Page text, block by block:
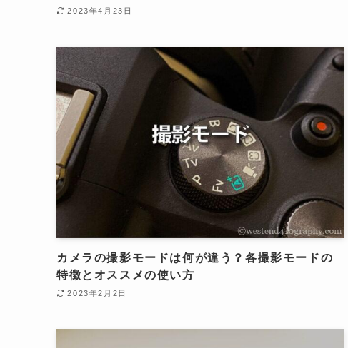
2023年4月23日
カメラの撮影モードは何が違う？各撮影モードの
特徴とオススメの使い方
2023年2月2日